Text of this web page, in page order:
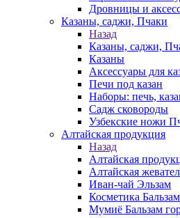
Дровницы и
Казаны, саджи, Пчаки
Назад
Казаны, саджи,
Казаны
Аксессуары для
Печи под казан
Наборы: печь,
Садж сковороды
Узбекские ножи
Алтайская продукция
Назад
Алтайская
Алтайская
Иван-чай Эльзам
Косметика
Мумиё Бальзам